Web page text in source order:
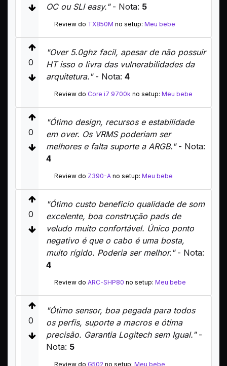
OC ou SLI easy."- Nota: 5
Review do TX850M no setup: Meu bebe
0
"Over 5.0ghz facil, apesar de não possuir
HT isso o livra das vulnerabilidades da
arquitetura."- Nota: 4
Review do Core i7 9700k no setup: Meu bebe
0
"Ótimo design, recursos e estabilidade
em over. Os VRMS poderiam ser
melhores e falta suporte a ARGB."- Nota:
4
Review do Z390-A no setup: Meu bebe
0
"Ótimo custo beneficio qualidade de som
excelente, boa construção pads de
veludo muito confortável. Único ponto
negativo é que o cabo é uma bosta,
muito rígido. Poderia ser melhor."- Nota:
4
Review do ARC-SHP80 no setup: Meu bebe
0
"Ótimo sensor, boa pegada para todos
os perfis, suporte a macros e ótima
precisão. Garantia Logitech sem Igual."-
Nota: 5
Review do G502 no setup: Meu bebe